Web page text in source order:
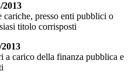
2013
presso enti pubblici o
titolo corrisposti
carico della finanza pubblica e